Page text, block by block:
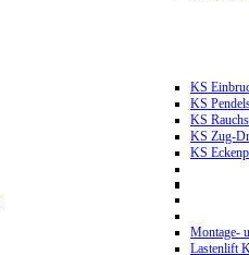
KS
KS
KS
KS Zug-
KS
Montage-
Lastenlift